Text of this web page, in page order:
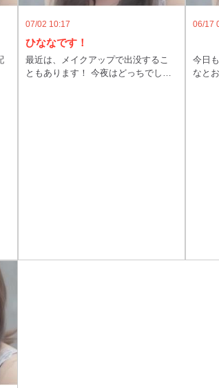
07/02 10:17
ひななです！
最近は、メイクアップで出没するこ
ともあります！ 今夜はどっちでしょ
06/17
今日
なと